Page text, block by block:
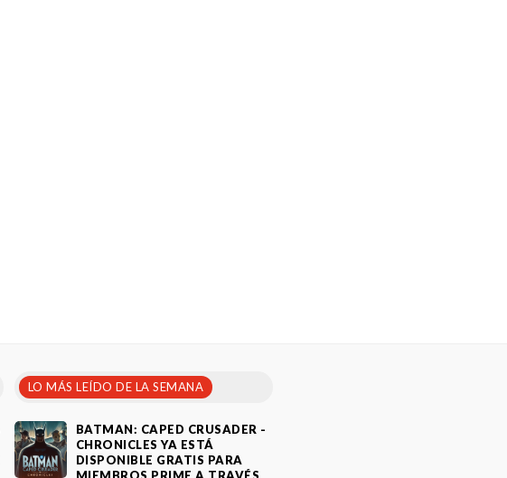
LO MÁS LEÍDO DE LA SEMANA
BATMAN: CAPED CRUSADER -
CHRONICLES YA ESTÁ
DISPONIBLE GRATIS PARA